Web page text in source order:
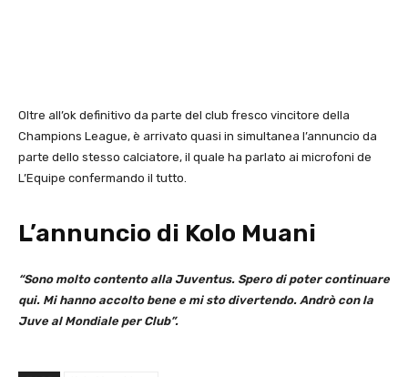
Oltre all’ok definitivo da parte del club fresco vincitore della
Champions League, è arrivato quasi in simultanea l’annuncio da
parte dello stesso calciatore, il quale ha parlato ai microfoni de
L’Equipe confermando il tutto.
L’annuncio di Kolo Muani
“Sono molto contento alla Juventus. Spero di poter continuare
qui. Mi hanno accolto bene e mi sto divertendo. Andrò con la
Juve al Mondiale per Club”.